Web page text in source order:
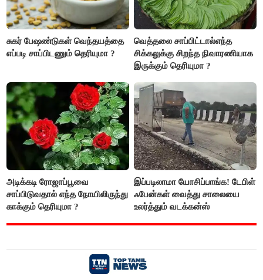
சுகர் பேஷண்டுகள் வெந்தயத்தை
எப்படி சாப்பிடணும் தெரியுமா ?
வெத்தலை சாப்பிட்டால்எந்த
சிக்கலுக்கு சிறந்த நிவாரணியாக
இருக்கும் தெரியுமா ?
அடிக்கடி ரோஜாப்பூவை
சாப்பிடுவதால் எந்த நோயிலிருந்து
காக்கும் தெரியுமா ?
இப்படிலாமா யோசிப்பாங்க! டேபிள்
ஃபேன்கள் வைத்து சாலையை
உலர்த்தும் வடக்கன்ஸ்